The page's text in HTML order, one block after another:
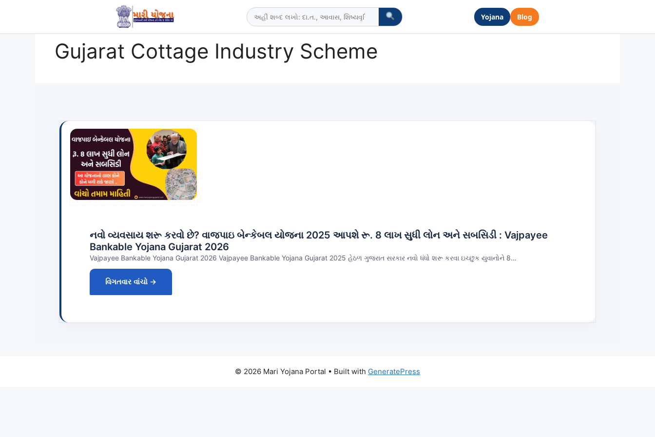
Yojana Blog
Gujarat Cottage Industry Scheme
નવો વ્યવસાય શરૂ કરવો છે? વાજપાઇ બેન્કેબલ યોજના 2025 આપશે રૂ. 8 લાખ સુધી લોન અને સબસિડી : Vajpayee
Bankable Yojana Gujarat 2026
Vajpayee Bankable Yojana Gujarat 2026 Vajpayee Bankable Yojana Gujarat 2025 હેઠળ ગુજરાત સરકાર નવો ધંધો શરૂ કરવા ઇચ્છુક યુવાનોને 8…
વિગતવાર વાંચો →
© 2026 Mari Yojana Portal • Built with GeneratePress